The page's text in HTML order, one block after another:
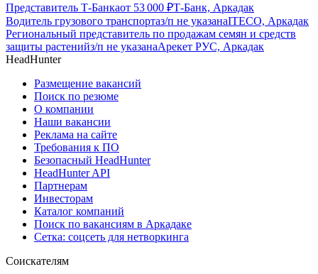
Представитель Т-Банкаот 53 000 ₽Т-Банк, Аркадак
Водитель грузового транспортаз/п не указанаITECO, Аркадак
Региональный представитель по продажам семян и средств
защиты растенийз/п не указанаАрекет РУС, Аркадак
HeadHunter
Размещение вакансий
Поиск по резюме
О компании
Наши вакансии
Реклама на сайте
Требования к ПО
Безопасный HeadHunter
HeadHunter API
Партнерам
Инвесторам
Каталог компаний
Поиск по вакансиям в Аркадаке
Сетка: соцсеть для нетворкинга
Соискателям